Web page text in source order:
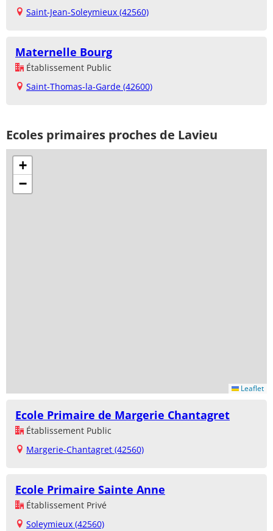
Saint-Jean-Soleymieux (42560)
Maternelle Bourg
Établissement Public
Saint-Thomas-la-Garde (42600)
Ecoles primaires proches de Lavieu
+
−
Leaflet
Ecole Primaire de Margerie Chantagret
Établissement Public
Margerie-Chantagret (42560)
Ecole Primaire Sainte Anne
Établissement Privé
Soleymieux (42560)